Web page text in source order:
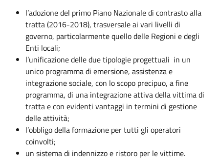
l’adozione del primo Piano Nazionale di contrasto alla
tratta (2016-2018), trasversale ai vari livelli di
governo, particolarmente quello delle Regioni e degli
Enti locali;
l’unificazione delle due tipologie progettuali in un
unico programma di emersione, assistenza e
integrazione sociale, con lo scopo precipuo, a fine
programma, di una integrazione attiva della vittima di
tratta e con evidenti vantaggi in termini di gestione
delle attività;
l’obbligo della formazione per tutti gli operatori
coinvolti;
un sistema di indennizzo e ristoro per le vittime.